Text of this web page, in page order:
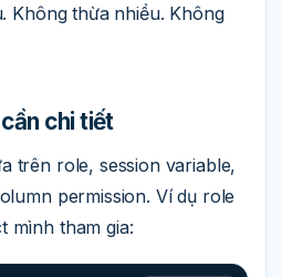
Không thừa nhiều. Không
chi tiết
trên role, session variable,
permission. Ví dụ role
mình tham gia: